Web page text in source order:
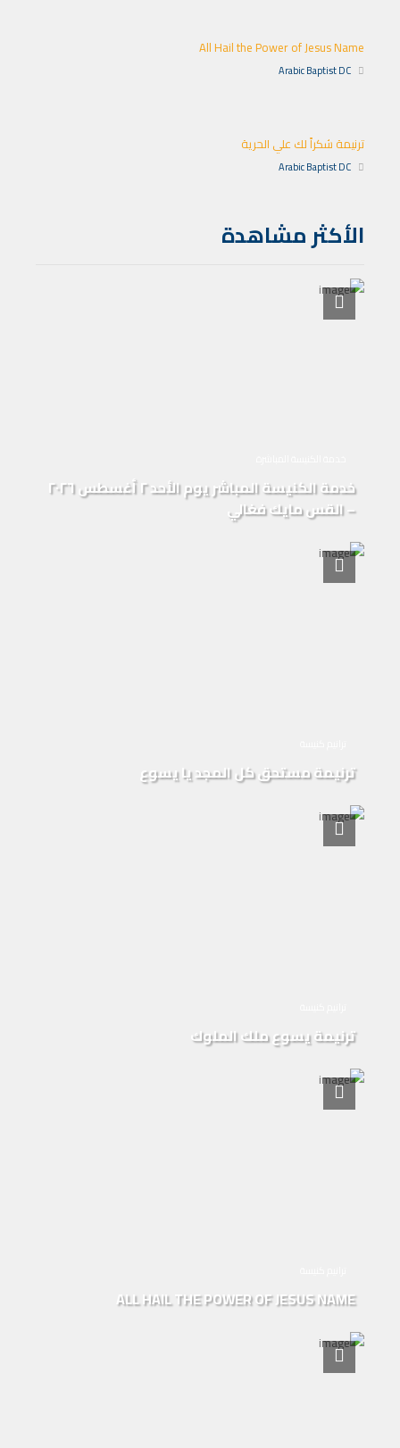
All Hail the Power of Jesus Name
Arabic Baptist DC
ترنيمة شكراً لك علي الحرية
Arabic Baptist DC
الأكثر مشاهدة
خدمة الكنيسة المباشر يوم الأحد ٢ أغسطس ٢٠٢٦
– القس مايك فغالي
ترنيمة مستحق كل المجد يا يسوع
ترنيمة يسوع ملك الملوك
ALL HAIL THE POWER OF JESUS NAME